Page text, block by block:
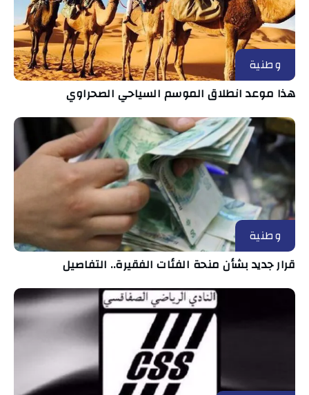
وطنية
هذا موعد انطلاق الموسم السياحي الصحراوي
وطنية
قرار جديد بشأن منحة الفئات الفقيرة.. التفاصيل